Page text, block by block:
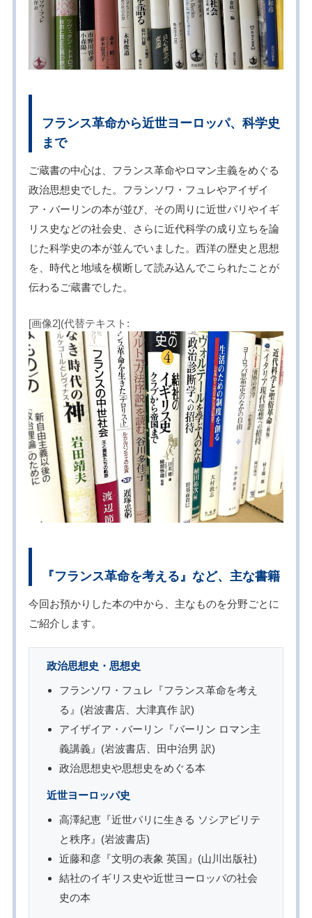
フランス革命から近世ヨーロッパ、科学史
まで
ご蔵書の中心は、フランス革命やロマン主義をめぐる
政治思想史でした。フランソワ・フュレやアイザイ
ア・バーリンの本が並び、その周りに近世パリやイギ
リス史などの社会史、さらに近代科学の成り立ちを論
じた科学史の本が並んでいました。西洋の歴史と思想
を、時代と地域を横断して読み込んでこられたことが
伝わるご蔵書でした。
[画像2](代替テキスト:
『フランス革命を考える』など、主な書籍
今回お預かりした本の中から、主なものを分野ごとに
ご紹介します。
政治思想史・思想史
フランソワ・フュレ『フランス革命を考え
る』(岩波書店、大津真作 訳)
アイザイア・バーリン『バーリン ロマン主
義講義』(岩波書店、田中治男 訳)
政治思想史や思想史をめぐる本
近世ヨーロッパ史
高澤紀恵『近世パリに生きる ソシアビリテ
と秩序』(岩波書店)
近藤和彦『文明の表象 英国』(山川出版社)
結社のイギリス史や近世ヨーロッパの社会
史の本